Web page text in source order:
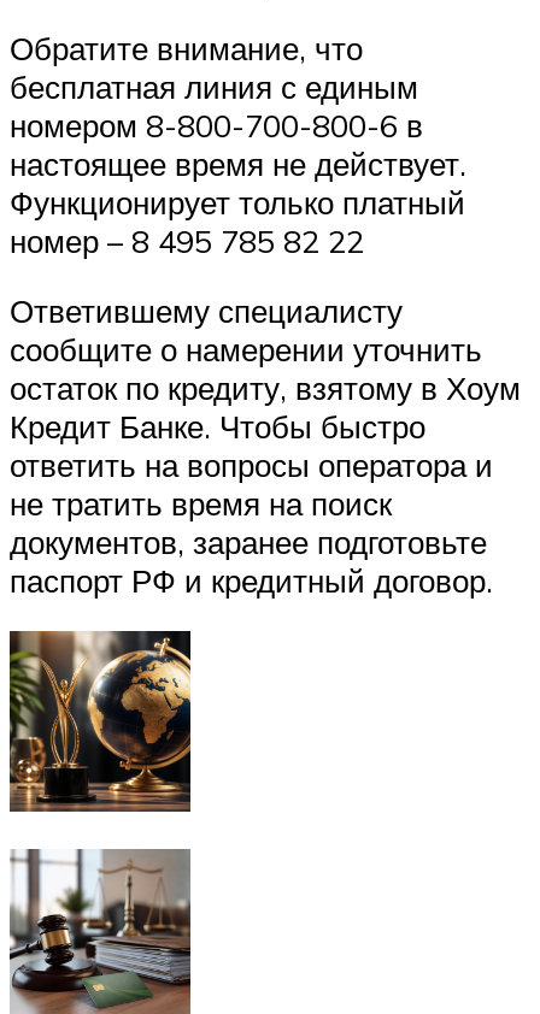
Обратите внимание, что
бесплатная линия с единым
номером 8-800-700-800-6 в
настоящее время не действует.
Функционирует только платный
номер – 8 495 785 82 22
Ответившему специалисту
сообщите о намерении уточнить
остаток по кредиту, взятому в Хоум
Кредит Банке. Чтобы быстро
ответить на вопросы оператора и
не тратить время на поиск
документов, заранее подготовьте
паспорт РФ и кредитный договор.